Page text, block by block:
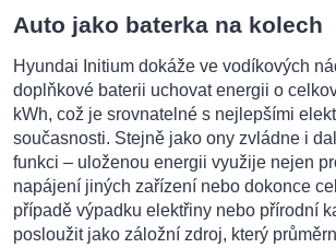
Auto jako baterka na kolech
Hyundai Initium dokáže ve vodíkových
doplňkové baterii uchovat energii o
kWh, což je srovnatelné s nejlepšími
současnosti. Stejně jako ony zvládne i
funkci – uloženou energii využije nejen
napájení jiných zařízení nebo dokonce
případě výpadku elektřiny nebo přírodní
posloužit jako záložní zdroj, který